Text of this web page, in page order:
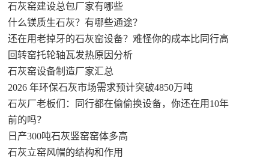
石灰窑建设总包厂家有哪些
什么镁质生石灰？有哪些通途？
还在用老掉牙的石灰窑设备？难怪你的成本比同行高
回转窑托轮轴瓦发热原因分析
石灰窑设备制造厂家汇总
2026 年环保石灰市场需求预计突破4850万吨
石灰厂老板们：同行都在偷偷换设备，你还在用10年
前的吗？
日产300吨石灰竖窑窑体多高
石灰立窑风帽的结构和作用